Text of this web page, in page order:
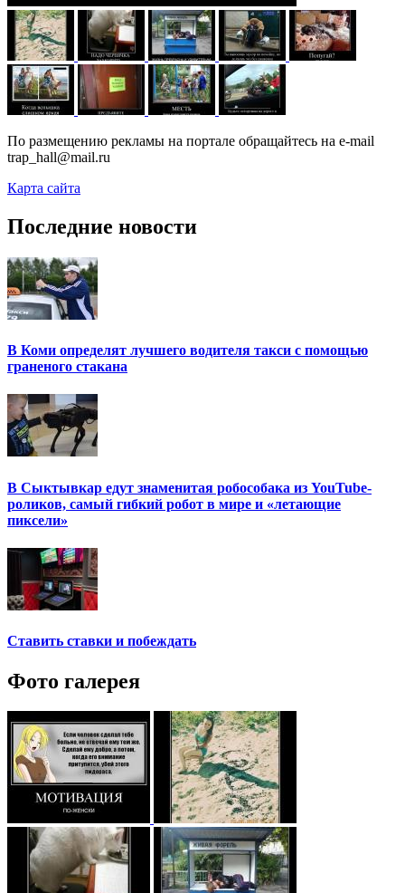
По размещению рекламы на портале обращайтесь на e-mail
trap_hall@mail.ru
Карта сайта
Последние новости
В Коми определят лучшего водителя такси с помощью
граненого стакана
В Сыктывкар едут знаменитая робособака из YouTube-
роликов, самый гибкий робот в мире и «летающие
пиксели»
Ставить ставки и побеждать
Фото галерея